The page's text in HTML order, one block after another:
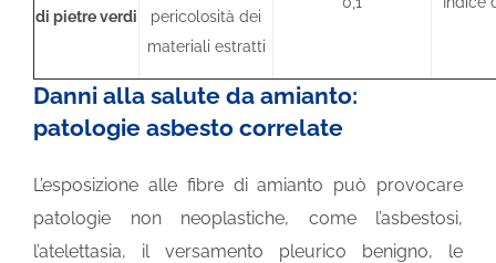
di pietre verdi
pericolosità dei
materiali estratti
Danni alla salute da amianto:
patologie asbesto correlate
L’esposizione alle fibre di amianto può provocare
patologie non neoplastiche, come l’asbestosi,
l’atelettasia, il versamento pleurico benigno, le